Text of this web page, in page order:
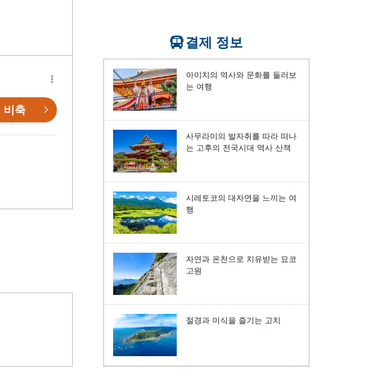
비축
결제 정보
아이치의 역사와 문화를 둘러보
는 여행
사무라이의 발자취를 따라 떠나
는 고후의 전국시대 역사 산책
시레토코의 대자연을 느끼는 여
행
자연과 온천으로 치유받는 묘코
고원
절경과 미식을 즐기는 고치